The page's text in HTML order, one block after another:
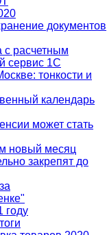
документов
с расчетным
сервис 1С
тонкости и
календарь
может стать
новый месяц
закрепят до
году